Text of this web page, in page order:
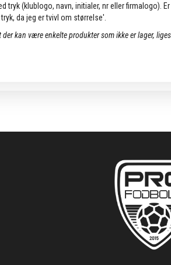
tryk (klublogo, navn, initialer, nr eller
da jeg er tvivl om størrelse'.
kan være enkelte produkter som ikke er lager,